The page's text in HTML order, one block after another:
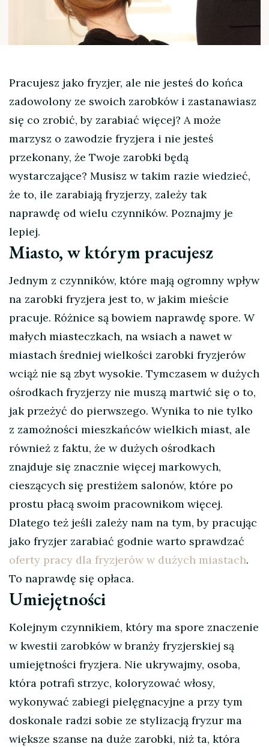
Pracujesz jako fryzjer, ale nie jesteś do końca
zadowolony ze swoich zarobków i zastanawiasz
się co zrobić, by zarabiać więcej? A może
marzysz o zawodzie fryzjera i nie jesteś
przekonany, że Twoje zarobki będą
wystarczające? Musisz w takim razie wiedzieć,
że to, ile zarabiają fryzjerzy, zależy tak
naprawdę od wielu czynników. Poznajmy je
lepiej.
Miasto, w którym pracujesz
Jednym z czynników, które mają ogromny wpływ
na zarobki fryzjera jest to, w jakim mieście
pracuje. Różnice są bowiem naprawdę spore. W
małych miasteczkach, na wsiach a nawet w
miastach średniej wielkości zarobki fryzjerów
wciąż nie są zbyt wysokie. Tymczasem w dużych
ośrodkach fryzjerzy nie muszą martwić się o to,
jak przeżyć do pierwszego. Wynika to nie tylko
z zamożności mieszkańców wielkich miast, ale
również z faktu, że w dużych ośrodkach
znajduje się znacznie więcej markowych,
cieszących się prestiżem salonów, które po
prostu płacą swoim pracownikom więcej.
Dlatego też jeśli zależy nam na tym, by pracując
jako fryzjer zarabiać godnie warto sprawdzać
oferty pracy dla fryzjerów w dużych miastach.
To naprawdę się opłaca.
Umiejętności
Kolejnym czynnikiem, który ma spore znaczenie
w kwestii zarobków w branży fryzjerskiej są
umiejętności fryzjera. Nie ukrywajmy, osoba,
która potrafi strzyc, koloryzować włosy,
wykonywać zabiegi pielęgnacyjne a przy tym
doskonale radzi sobie ze stylizacją fryzur ma
większe szanse na duże zarobki, niż ta, która